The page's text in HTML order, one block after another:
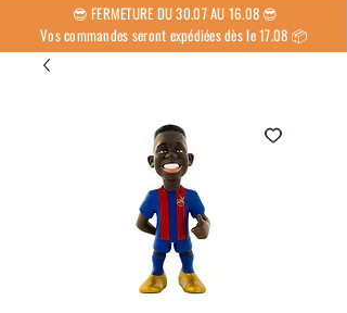
😎FERMETURE DU 30.07 AU 16.08 😎
Vos commandes seront expédiées dès le 17.08 📦